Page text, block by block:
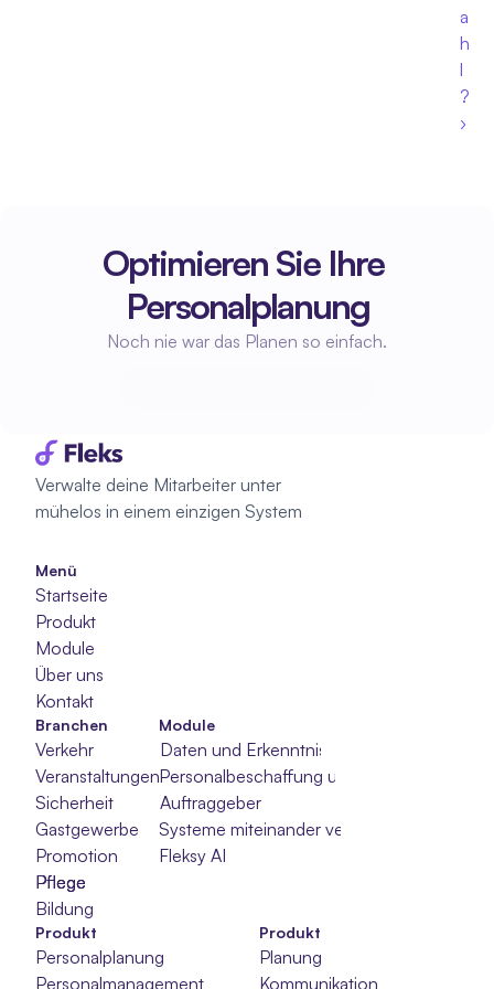
a
h
l
?
›
Optimieren Sie Ihre
Personalplanung
Noch nie war das Planen so einfach.
Verwalte deine Mitarbeiter unter
mühelos in einem einzigen System
Menü
Startseite
Produkt
Module
Über uns
Kontakt
Module
Daten und Erkenntnisse
Personalbeschaffung und -auswahl
Auftraggeber
Systeme miteinander verbinden
Fleksy AI
Branchen
Verkehr
Veranstaltungen
Sicherheit
Gastgewerbe
Promotion
Pflege
Pflege
Pflege
Bildung
Produkt
Personalplanung
Personalmanagement
Planung
Kommunikation
Produkt